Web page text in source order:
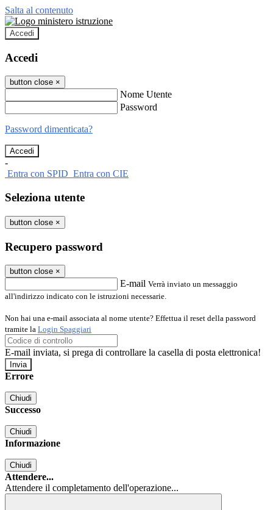
Salta al contenuto
Accedi
Accedi
button close ×
Nome Utente
Password
Password dimenticata?
-
Entra con SPID Entra con CIE
Seleziona utente
button close ×
Recupero password
button close ×
E-mail Verrà inviato un messaggio
all'indirizzo indicato con le istruzioni necessarie.
Non hai una e-mail associata al nome utente? Effettua il reset della password
tramite la Login Spaggiari
E-mail inviata, si prega di controllare la casella di posta elettronica!
Errore
Chiudi
Successo
Chiudi
Informazione
Chiudi
Attendere...
Attendere il completamento dell'operazione...